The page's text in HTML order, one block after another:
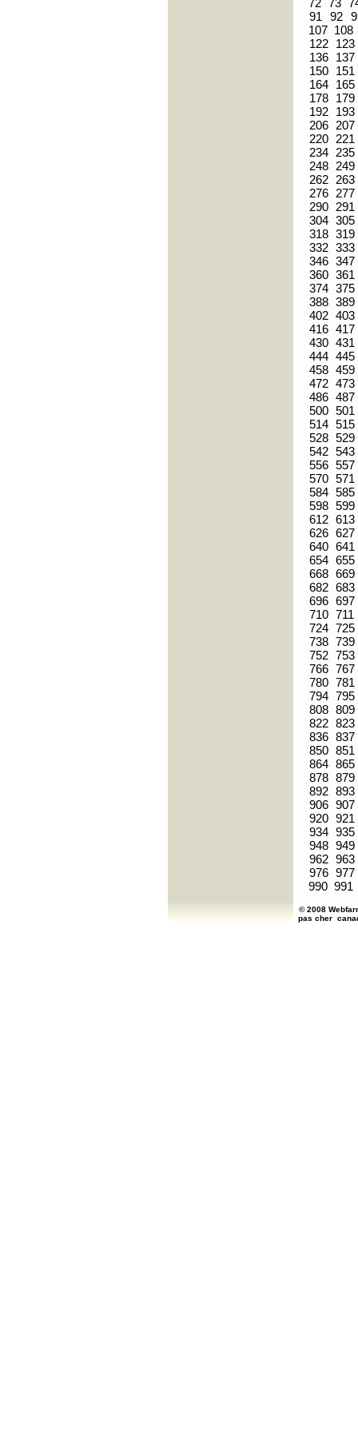
72 73
91
92
107 108
122
123
136
137
150
151
164
165
178
179
192
193
206 207
220
221
234
235
248
249
262
263
276
277
290
291
304 305
318 319
332 333
346 347
360 361
374 375
388 389
402 403
416 417
430 431
444 445
458 459
472 473
486 487
500 501
514 515
528 529
542 543
556 557
570 571
584 585
598 599
612 613
626 627
640 641
654 655
668 669
682 683
696 697
710 711
724 725
738 739
752 753
766 767
780 781
794 795
808 809
822 823
836 837
850 851
864 865
878 879
892 893
906 907
920 921
934 935
948 949
962 963
976 977
990 991
© 2008
pas cher